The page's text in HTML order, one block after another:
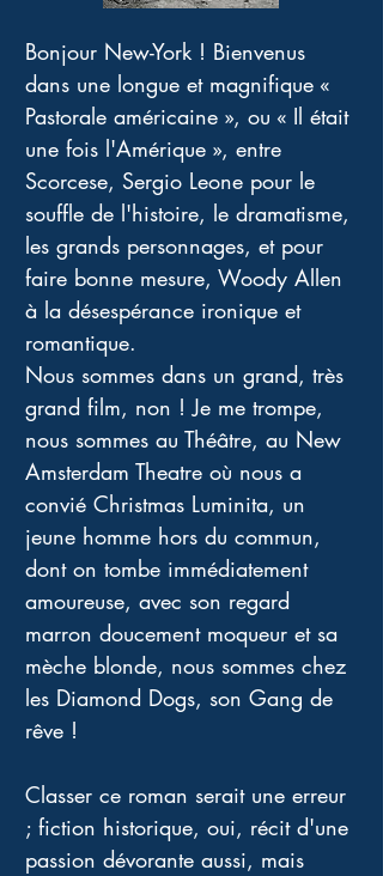
Bonjour New-York ! Bienvenus
dans une longue et magnifique «
Pastorale américaine », ou « Il était
une fois l'Amérique », entre
Scorcese, Sergio Leone pour le
souffle de l'histoire, le dramatisme,
les grands personnages, et pour
faire bonne mesure, Woody Allen
à la désespérance ironique et
romantique.
Nous sommes dans un grand, très
grand film, non ! Je me trompe,
nous sommes au Théâtre, au New
Amsterdam Theatre où nous a
convié Christmas Luminita, un
jeune homme hors du commun,
dont on tombe immédiatement
amoureuse, avec son regard
marron doucement moqueur et sa
mèche blonde, nous sommes chez
les Diamond Dogs, son Gang de
rêve !
Classer ce roman serait une erreur
; fiction historique, oui, récit d'une
passion dévorante aussi, mais